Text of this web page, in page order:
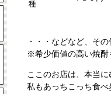
種
・・・などなど、そ
※希少価値の高い焼酎
ここのお店は、本当
私もあっちこっち食